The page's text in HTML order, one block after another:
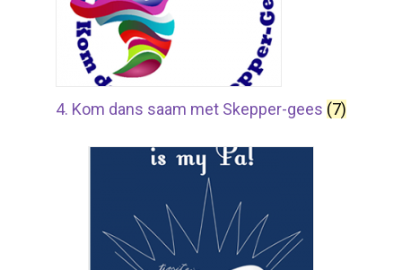
4. Kom dans saam met Skepper-gees (7)